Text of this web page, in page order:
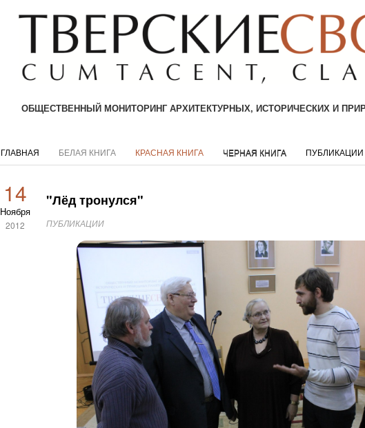
ОБЩЕСТВЕННЫЙ МОНИТОРИНГ АРХИТЕКТУРНЫХ, ИСТОРИЧЕСКИХ И
ГЛАВНАЯ БЕЛАЯ КНИГА КРАСНАЯ КНИГА ЧЕРНАЯ КНИГА ПУБЛИКАЦИИ
14
Ноября
2012
"Лёд тронулся"
ПУБЛИКАЦИИ